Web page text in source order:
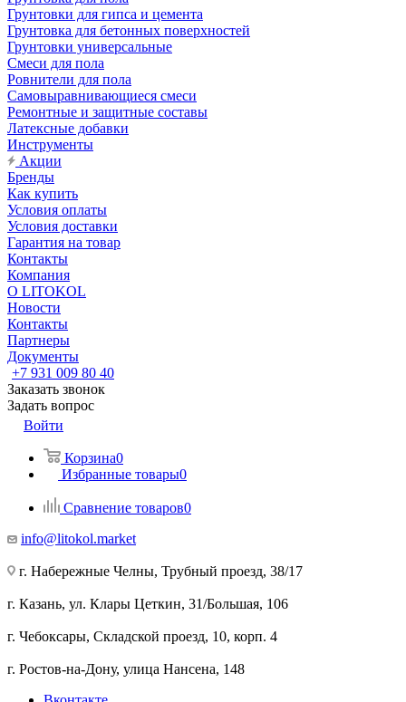
Грунтовки для гипса и цемента
Грунтовка для бетонных поверхностей
Грунтовки универсальные
Смеси для пола
Ровнители для пола
Самовыравнивающиеся смеси
Ремонтные и защитные составы
Латексные добавки
Инструменты
Акции
Бренды
Как купить
Условия оплаты
Условия доставки
Гарантия на товар
Контакты
Компания
О LITOKOL
Новости
Контакты
Партнеры
Документы
+7 931 009 80 40
Заказать звонок
Задать вопрос
Войти
Корзина0
Избранные товары0
Сравнение товаров0
info@litokol.market
г. Набережные Челны, Трубный проезд, 38/17
г. Казань, ул. Клары Цеткин, 31/Большая, 106
г. Чебоксары, Складской проезд, 10, корп. 4
г. Ростов-на-Дону, улица Нансена, 148